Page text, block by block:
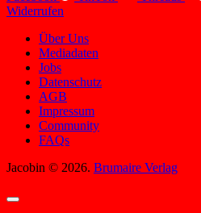
Widerrufen
Über Uns
Mediadaten
Jobs
Datenschutz
AGB
Impressum
Community
FAQs
Jacobin © 2026. Brumaire Verlag